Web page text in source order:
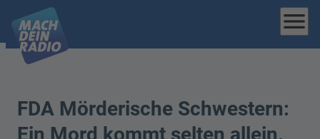
menu
FDA Mörderische Schwestern:
Ein Mord kommt selten allein.